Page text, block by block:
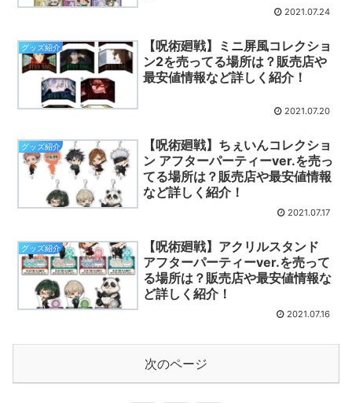
2021.07.24
グッズ紹介
【呪術廻戦】ミニ屏風コレクショ
ン2を売ってる場所は？販売店や
最安値情報など詳しく紹介！
2021.07.20
グッズ紹介
【呪術廻戦】ちぇいんコレクショ
ン アフターパーティーver.を売っ
てる場所は？販売店や最安値情報
など詳しく紹介！
2021.07.17
グッズ紹介
【呪術廻戦】アクリルスタンド
アフターパーティーver.を売って
る場所は？販売店や最安値情報な
ど詳しく紹介！
2021.07.16
次のページ